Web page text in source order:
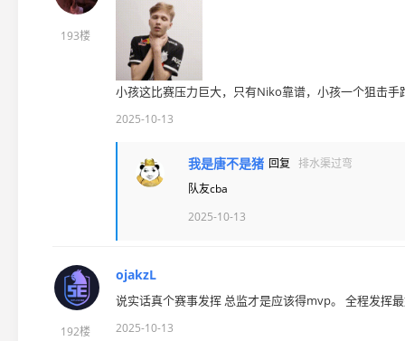
193楼
小孩这比赛压力巨大，只有Niko靠谱，小孩一个狙击
2025-10-13
我是唐不是猪 回复 排水渠过弯
队友cba
2025-10-13
192楼
ojakzL
说实话真个赛事发挥 总监才是应该得mvp。 全程发挥
2025-10-13